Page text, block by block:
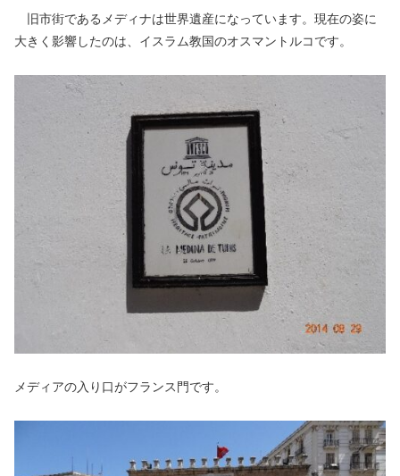
旧市街であるメディナは世界遺産になっています。現在の姿に
大きく影響したのは、イスラム教国のオスマントルコです。
メディアの入り口がフランス門です。